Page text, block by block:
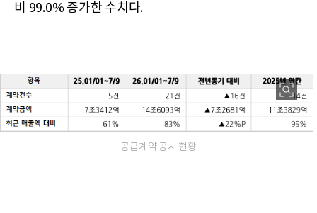
비 99.0% 증가한 수치다.
공급계약 공시 현황